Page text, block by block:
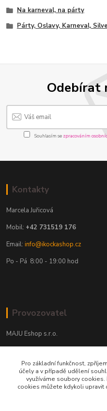
Na karneval, na párty
Párty, Oslavy, Karneval,
Odebírat
Souhlasím se zpracováním
Kontakty
Marcela Juřicová
Mobil: +42 731519 176
Email:info@ikockashop.cz
Po - Pá 8:00 - 19:00 hod
Provozovatel
MAJU Eshop s.r.o.
702 00 Ostrava
IČ: 09674799
Pro základní funkčnost,
účely a v případě udělení
využíváme soubory
cookies můžete kdykoli upravit